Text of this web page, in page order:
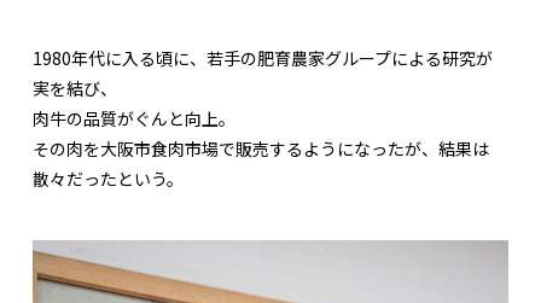
1980年代に入る頃に、若手の肥育農家グループによる研究が
実を結び、
肉牛の品質がぐんと向上。
その肉を大阪市食肉市場で販売するようになったが、結果は
散々だったという。